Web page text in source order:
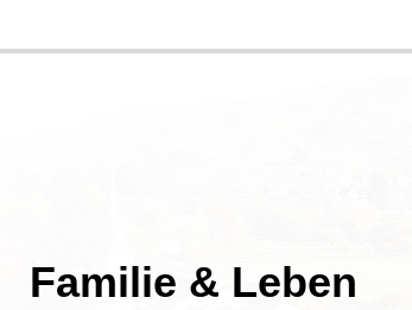
Familie & Leben